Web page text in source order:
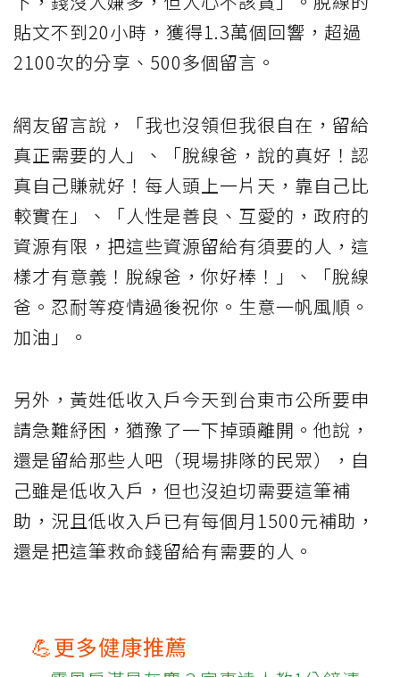
貼文不到20小時，獲得1.3萬個回響，超過
2100次的分享、500多個留言。
網友留言說，「我也沒領但我很自在，留給
真正需要的人」、「脫線爸，說的真好！認
真自己賺就好！每人頭上一片天，靠自己比
較實在」、「人性是善良、互愛的，政府的
資源有限，把這些資源留給有須要的人，這
樣才有意義！脫線爸，你好棒！」、「脫線
爸。忍耐等疫情過後祝你。生意一帆風順。
加油」。
另外，黃姓低收入戶今天到台東市公所要申
請急難紓困，猶豫了一下掉頭離開。他說，
還是留給那些人吧（現場排隊的民眾），自
己雖是低收入戶，但也沒迫切需要這筆補
助，況且低收入戶已有每個月1500元補助，
還是把這筆救命錢留給有需要的人。
💪更多健康推薦